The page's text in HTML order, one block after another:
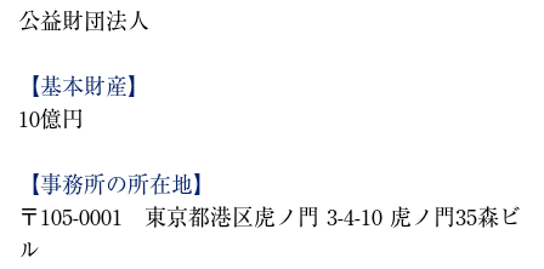
公益財団法人
【基本財産】
10億円
【事務所の所在地】
〒105-0001 東京都港区虎ノ門 3-4-10 虎ノ門35森ビ
ル